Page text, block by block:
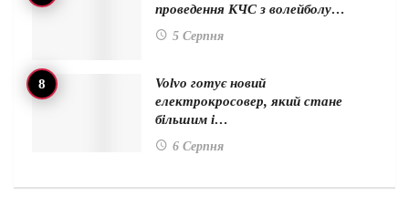
проведення КЧС з волейболу…
5 Серпня
Volvo готує новий
електрокросовер, який стане
більшим і…
6 Серпня